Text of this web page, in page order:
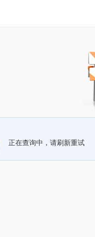
正在查询中，请刷新重试